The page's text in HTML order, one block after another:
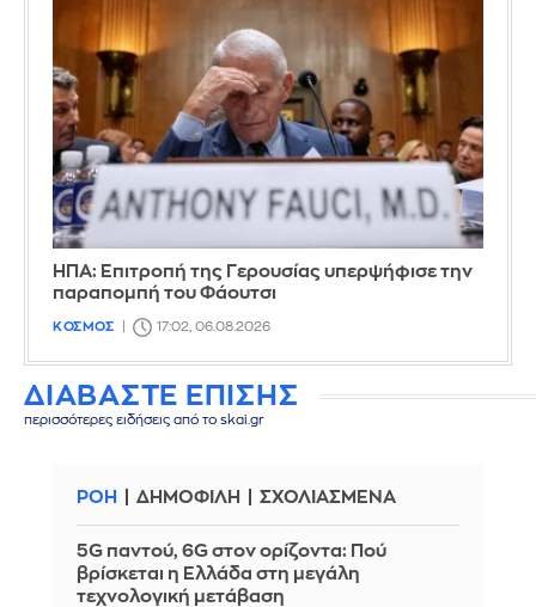
ΗΠΑ: Επιτροπή της Γερουσίας υπερψήφισε την
παραπομπή του Φάουτσι
ΚΟΣΜΟΣ 17:02, 06.08.2026
ΔΙΑΒΑΣΤΕ ΕΠΙΣΗΣ
περισσότερες ειδήσεις από το skai.gr
ΡΟΗ ΔΗΜΟΦΙΛΗ ΣΧΟΛΙΑΣΜΕΝΑ
5G παντού, 6G στον ορίζοντα: Πού
βρίσκεται η Ελλάδα στη μεγάλη
τεχνολογική μετάβαση